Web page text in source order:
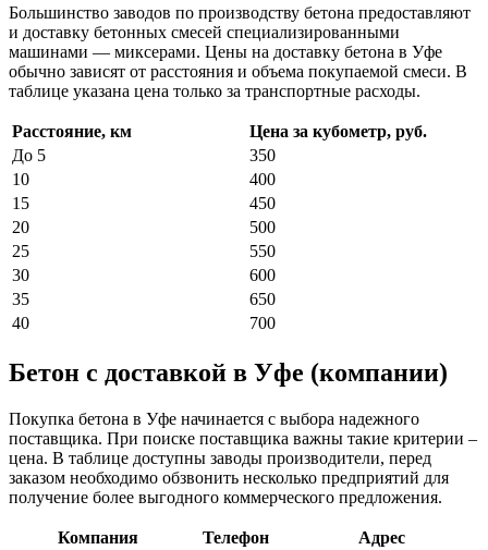
Большинство заводов по производству бетона предоставляют
и доставку бетонных смесей специализированными
машинами — миксерами. Цены на доставку бетона в Уфе
обычно зависят от расстояния и объема покупаемой смеси. В
таблице указана цена только за транспортные расходы.
Расстояние, км
Цена за кубометр, руб.
До 5
350
10
400
15
450
20
500
25
550
30
600
35
650
40
700
Бетон с доставкой в Уфе (компании)
Покупка бетона в Уфе начинается с выбора надежного
поставщика. При поиске поставщика важны такие критерии –
цена. В таблице доступны заводы производители, перед
заказом необходимо обзвонить несколько предприятий для
получение более выгодного коммерческого предложения.
Компания Телефон Адрес